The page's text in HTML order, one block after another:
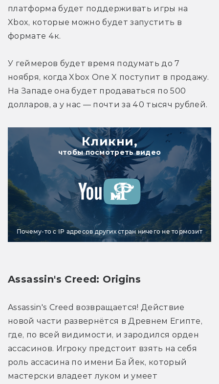
платформа будет поддерживать игры на
Xbox, которые можно будет запустить в
формате 4к.
У геймеров будет время подумать до 7
ноября, когда Xbox One X поступит в продажу.
На Западе она будет продаваться по 500
долларов, а у нас — почти за 40 тысяч рублей.
Кликни,
чтобы посмотреть видео
Почему-то с IP адресов других стран ничего не тормозит
Assassin's Creed: Origins
Assassin's Creed возвращается! Действие
новой части развернётся в Древнем Египте,
где, по всей видимости, и зародился орден
ассасинов. Игроку предстоит взять на себя
роль ассасина по имени Ба Йек, который
мастерски владеет луком и умеет